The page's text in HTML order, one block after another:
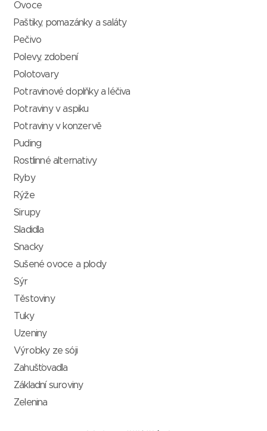
Ovoce
Paštiky, pomazánky a saláty
Pečivo
Polevy, zdobení
Polotovary
Potravinové doplňky a léčiva
Potraviny v aspiku
Potraviny v konzervě
Puding
Rostlinné alternativy
Ryby
Rýže
Sirupy
Sladidla
Snacky
Sušené ovoce a plody
Sýr
Těstoviny
Tuky
Uzeniny
Výrobky ze sóji
Zahušťovadla
Základní suroviny
Zelenina